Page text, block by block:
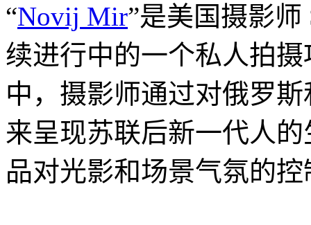
“Novij Mir”是美国摄影师
续进行中的一个私人拍
中，摄影师通过对俄罗
来呈现苏联后新一代人
品对光影和场景气氛的